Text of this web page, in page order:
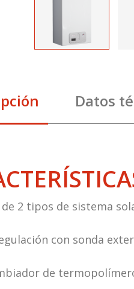
Datos
2 tipos de sistema
con sonda
de